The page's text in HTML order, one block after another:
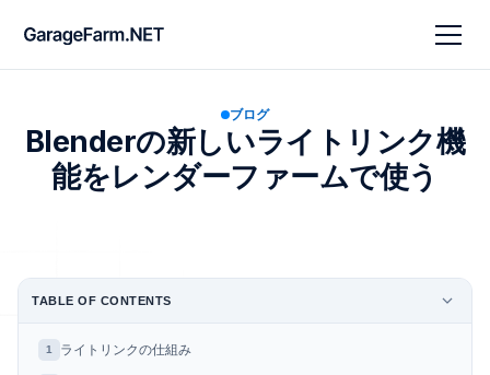
ブログ
Blenderの新しいライトリンク機
能をレンダーファームで使う
TABLE OF CONTENTS
1 ライトリンクの仕組み